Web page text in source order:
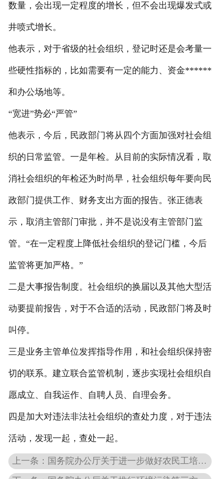
数量，会出现一定程度的增长，但不会出现爆发式或
井喷式增长。
他表示，对于省级的社会组织，登记时还是会考量一
些硬性指标的，比如需要有一定的能力、资金******
和办公场地等。
“宽进”势必“严管”
他表示，今后，民政部门将从四个方面加强对社会组
织的日常监管。一是年检。从目前的实际情况看，取
消社会组织的年检还为时尚早，社会组织每年要向民
政部门提供工作、财务支出方面的报告。张正德表
示，取消主管部门审批，并不是说没有主管部门监
管。“在一定程度上降低社会组织的登记门槛，今后
监管将更加严格。”
二是大事报告制度。社会组织的换届以及其他大型活
动要提前报告，对于不合适的活动，民政部门将及时
叫停。
三是业务主管单位发挥指导作用，和社会组织保持密
切的联系。建立联合监管机制，逐步实现社会组织自
愿成立、自我运作、自聘人员、自理会务。
四是加大对违法非法社会组织的查处力度，对于违法
活动，发现一起，查处一起。
上一条：国务院办公厅关于进一步做好农民工培训工作的指导意见